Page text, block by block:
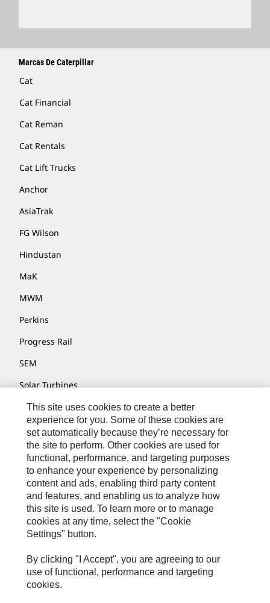
Marcas De Caterpillar
Cat
Cat Financial
Cat Reman
Cat Rentals
Cat Lift Trucks
Anchor
AsiaTrak
FG Wilson
Hindustan
MaK
MWM
Perkins
Progress Rail
SEM
Solar Turbines
SPM Oil & Gas
Turner Powertrain Systems
Contáctenos
Mapa Del Sitio
Cookie Settings
Avisos Legales
Privacidad
Cat.com
This site uses cookies to create a better
experience for you. Some of these cookies are
set automatically because they’re necessary for
the site to perform. Other cookies are used for
functional, performance, and targeting purposes
to enhance your experience by personalizing
content and ads, enabling third party content
and features, and enabling us to analyze how
this site is used. To learn more or to manage
cookies at any time, select the "Cookie
Settings" button.
By clicking "I Accept", you are agreeing to our
use of functional, performance and targeting
cookies.